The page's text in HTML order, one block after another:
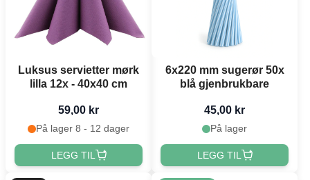
Luksus servietter mørk
lilla 12x - 40x40 cm
59,00 kr
På lager 8 - 12 dager
LEGG TIL
6x220 mm sugerør 50x
blå gjenbrukbare
45,00 kr
På lager
LEGG TIL